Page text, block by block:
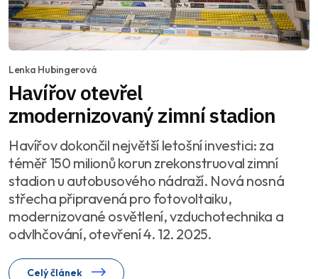
Lenka Hubingerová
Havířov otevřel
zmodernizovaný zimní stadion
Havířov dokončil největší letošní investici: za
téměř 150 milionů korun zrekonstruoval zimní
stadion u autobusového nádraží. Nová nosná
střecha připravená pro fotovoltaiku,
modernizované osvětlení, vzduchotechnika a
odvlhčování, otevření 4. 12. 2025.
Celý článek